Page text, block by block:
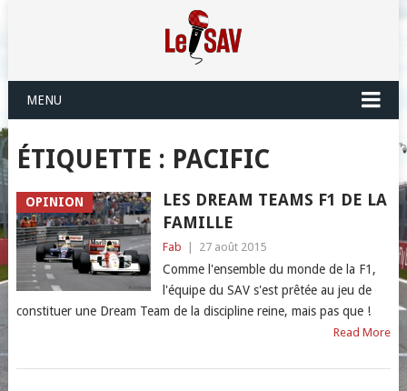
MENU
ÉTIQUETTE : PACIFIC
OPINION
LES DREAM TEAMS F1 DE LA
FAMILLE
Fab 27 août 2015
Comme l'ensemble du monde de la F1,
l'équipe du SAV s'est prêtée au jeu de
constituer une Dream Team de la discipline reine, mais pas que !
Read More